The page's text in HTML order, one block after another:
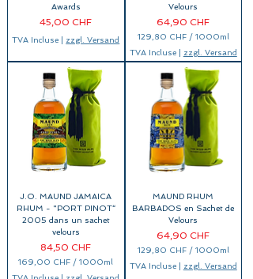
l
l
l
t
r
e
s
Awards
Prix
45,00 CHF
TVA Incluse zzgl. Versand
Velours
Prix
64,90 CHF
129,80 CHF / 1000ml
2
9
,
8
0
C
H
F
p
a
r
1
0
M
l
l
i
TVA Incluse| zzgl. Versand
J.O. MAUND JAMAICA
RHUM - "PORT PINOT“
2005 dans un sachet
velours
Prix
84,50 CHF
169,00 CHF /1000ml
MAUND RHUM
BARBADOS en Sachet de
Velours
Prix
64,90 CHF
129,80 CHF / 1000ml
2
TVA Incluse| zzgl. Versand